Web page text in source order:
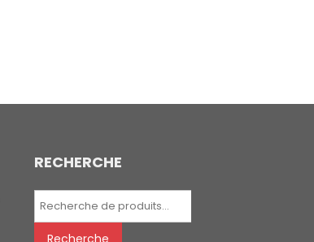
RECHERCHE
Recherche
Recherche